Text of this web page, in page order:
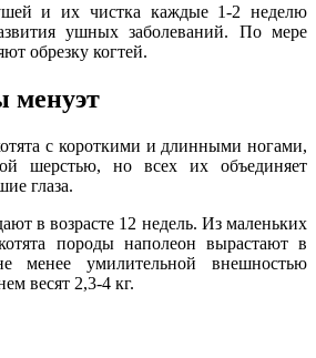
и их чистка каждые 1-2 неделю
ушных заболеваний. По мере
обрезку когтей.
менуэт
с короткими и длинными ногами,
шерстью, но всех их объединяет
глаза.
в возрасте 12 недель. Из маленьких
породы наполеон вырастают в
менее умилительной внешностью
весят 2,3-4 кг.